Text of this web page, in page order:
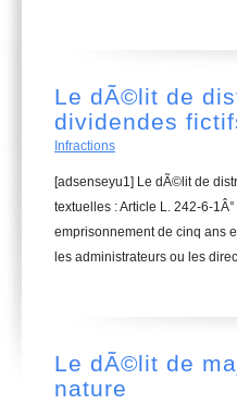
Le dÃ©lit de
dividendes
Infractions
[adsenseyu1] Le dÃ©lit de
textuelles : Article L. 242-6-
emprisonnement de cinq ans
les administrateurs ou les
Le dÃ©lit de
nature